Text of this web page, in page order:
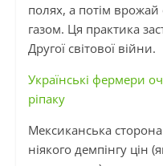
полях, а потім
газом. Ця практика
Другої світової війни.
Українські фермери
ріпаку
Мексиканська
ніякого демпінгу цін